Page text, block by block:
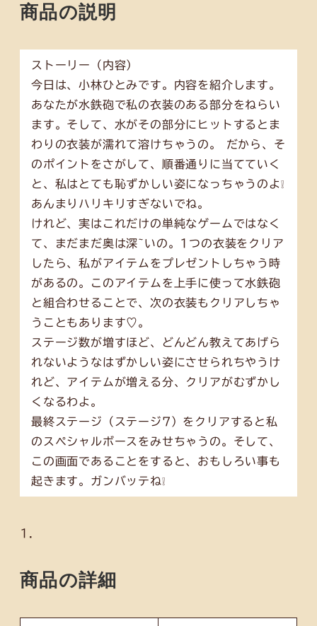
商品の説明
ストーリー（内容）
今日は、小林ひとみです。内容を紹介します。
あなたが水鉄砲で私の衣装のある部分をねらい
ます。そして、水がその部分にヒットするとま
わりの衣装が濡れて溶けちゃうの。 だから、そ
のポイントをさがして、順番通りに当てていく
と、私はとても恥ずかしい姿になっちゃうのよ❕
あんまりハリキリすぎないでね。
けれど、実はこれだけの単純なゲームではなく
て、まだまだ奥は深~いの。1つの衣装をクリア
したら、私がアイテムをプレゼントしちゃう時
があるの。このアイテムを上手に使って水鉄砲
と組合わせることで、次の衣装もクリアしちゃ
うこともあります♡。
ステージ数が増すほど、どんどん教えてあげら
れないようなはずかしい姿にさせられちやうけ
れど、アイテムが増える分、クリアがむずかし
くなるわよ。
最終ステージ（ステージ7）をクリアすると私
のスペシャルボースをみせちゃうの。そして、
この画面であることをすると、おもしろい事も
起きます。ガンバッテね❕
商品の詳細